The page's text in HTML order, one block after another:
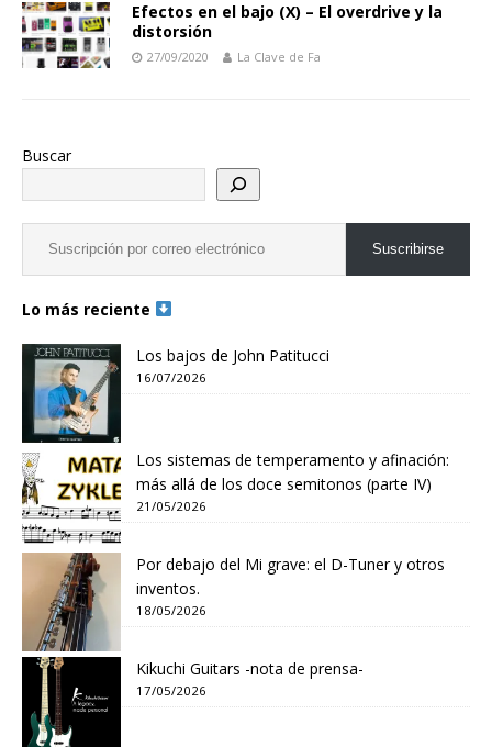
Efectos en el bajo (X) – El overdrive y la
distorsión
27/09/2020 La Clave de Fa
Buscar
Suscribirse
Lo más reciente
Los bajos de John Patitucci
16/07/2026
Los sistemas de temperamento y afinación:
más allá de los doce semitonos (parte IV)
21/05/2026
Por debajo del Mi grave: el D-Tuner y otros
inventos.
18/05/2026
Kikuchi Guitars -nota de prensa-
17/05/2026